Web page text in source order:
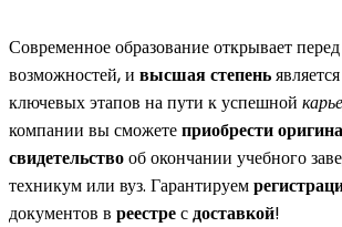
Современное образование открывает
возможностей, и высшая степень
ключевых этапов на пути к успешной
компании вы сможетеприобрести
свидетельствооб окончании учебного
техникум или вуз. Гарантируем
документов в реестресдоставкой!